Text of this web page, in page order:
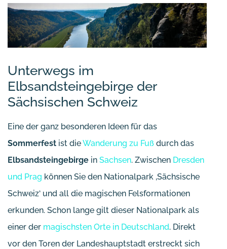
Unterwegs im
Elbsandsteingebirge der
Sächsischen Schweiz
Eine der ganz besonderen Ideen für das
Sommerfest ist dieWanderung zu Fuß durch das
Elbsandsteingebirge in Sachsen. Zwischen Dresden
und Prag können Sie den Nationalpark ‚Sächsische
Schweiz‘ und all die magischen Felsformationen
erkunden. Schon lange gilt dieser Nationalpark als
einer der magischsten Orte in Deutschland. Direkt
vor den Toren der Landeshauptstadt erstreckt sich